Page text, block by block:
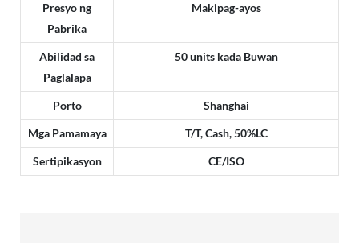
Presyo ng
Pabrika
Makipag-ayos
Abilidad sa
Paglalapa
50 units kada Buwan
Porto Shanghai
Mga Pamamaya T/T, Cash, 50%LC
Sertipikasyon CE/ISO